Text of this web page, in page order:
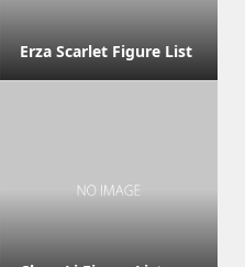
Erza Scarlet Figure List